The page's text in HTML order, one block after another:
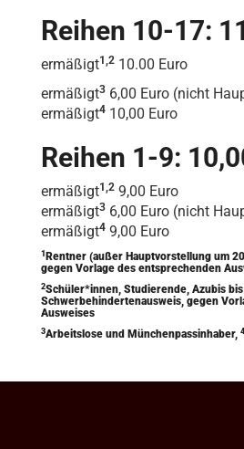
Reihen 10-17:
ermäßigt1,2 10.00 Euro
ermäßigt3 6,00 Euro (nicht
ermäßigt4 10,00 Euro
Reihen 1-9:
ermäßigt1,2 9,00 Euro
ermäßigt3 6,00 Euro (nicht
ermäßigt4 9,00 Euro
1 Rentner (außer Hauptvorstellung um
gegen Vorlage des entsprechenden
2Schüler*innen, Studierende, Azubis
Schwerbehindertenausweis, gegen
Ausweises
3Arbeitslose und Münchenpassinhaber, 4